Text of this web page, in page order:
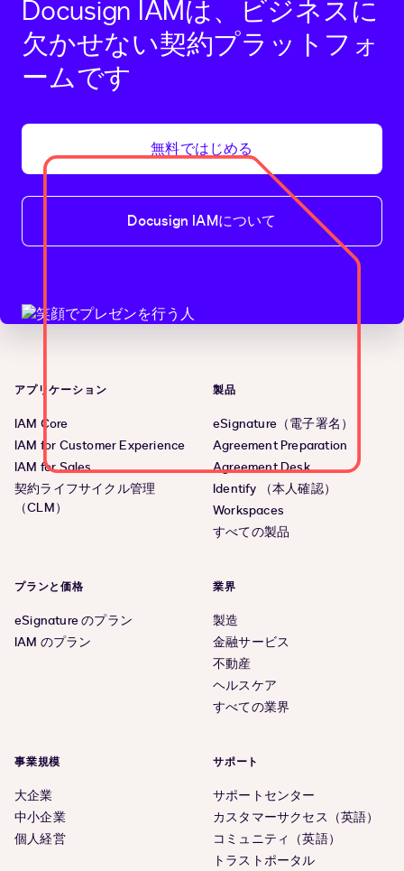
Docusign IAMは、ビジネスに
欠かせない契約プラットフォ
ームです
無料ではじめる
Docusign IAMについて
アプリケーション
IAM Core
IAM for Customer Experience
IAM for Sales
契約ライフサイクル管理
（CLM）
製品
eSignature（電子署名）
Agreement Preparation
Agreement Desk
Identify （本人確認）
Workspaces
すべての製品
プランと価格
eSignature のプラン
IAM のプラン
業界
製造
金融サービス
不動産
ヘルスケア
すべての業界
事業規模
大企業
中小企業
個人経営
サポート
サポートセンター
カスタマーサクセス（英語）
コミュニティ（英語）
トラストポータル